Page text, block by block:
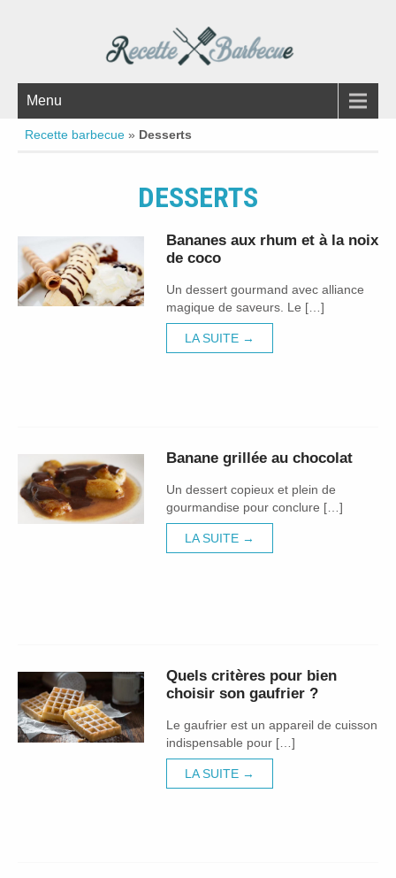
Menu
Recette barbecue » Desserts
DESSERTS
Bananes aux rhum et à la noix
de coco
Un dessert gourmand avec alliance
magique de saveurs. Le […]
LA SUITE →
Banane grillée au chocolat
Un dessert copieux et plein de
gourmandise pour conclure […]
LA SUITE →
Quels critères pour bien
choisir son gaufrier ?
Le gaufrier est un appareil de cuisson
indispensable pour […]
LA SUITE →